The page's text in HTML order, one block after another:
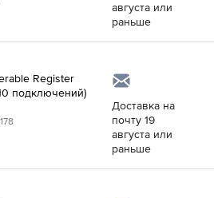
августа или
раньше
Register
подключений)
Доставка на
почту 19
августа или
раньше